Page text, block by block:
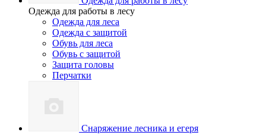
Одежда для работы в лесу
Одежда для леса
Одежда с защитой
Обувь для леса
Обувь с защитой
Защита головы
Перчатки
Снаряжение лесника и егеря